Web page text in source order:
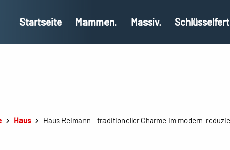
Startseite Mammen. Massiv.
Haus Haus Reimann – traditioneller Charme im modern-